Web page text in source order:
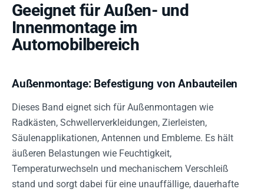
Geeignet für Außen- und
Innenmontage im
Automobilbereich
Außenmontage: Befestigung von Anbauteilen
Dieses Band eignet sich für Außenmontagen wie
Radkästen, Schwellerverkleidungen, Zierleisten,
Säulenapplikationen, Antennen und Embleme. Es hält
äußeren Belastungen wie Feuchtigkeit,
Temperaturwechseln und mechanischem Verschleiß
stand und sorgt dabei für eine unauffällige, dauerhafte